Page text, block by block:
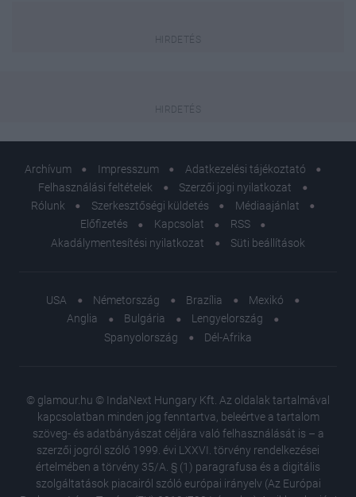
Archívum Impresszum
Adatkezelési tájékoztató
Felhasználási feltételek
Szerzői jogi nyilatkozat
Rólunk
Szerkesztőségi küldetés
Médiaajánlat
Előfizetés
Kapcsolat
RSS
Akadálymentesítési nyilatkozat
Süti beállítások
USA Németország Brazília
Mexikó
Anglia
Bulgária
Lengyelország
Spanyolország
Dél-Afrika
© glamour.hu © IndaNext Hungary Kft. Az oldalak tartalmával
kapcsolatban minden jog fenntartva, beleértve a tartalom
szöveg- és adatbányászat céljára való felhasználását is – a
szerzői jogról szóló 1999. évi LXXVI. törvény rendelkezései
értelmében a törvény 35/A. § (1) paragrafusa és a digitális
szolgáltatások piacairól szóló európai irányelv (Az Európai